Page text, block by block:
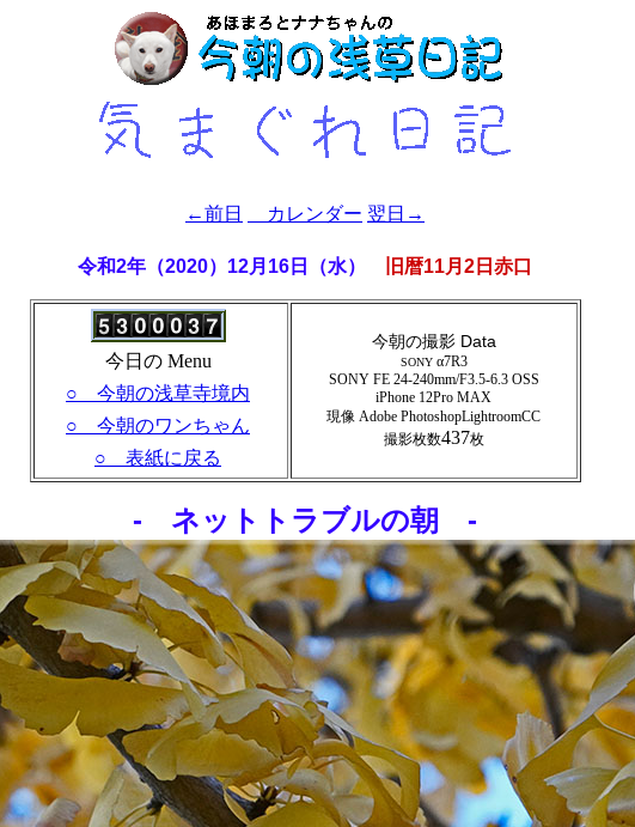
←前日 カレンダー 翌日→
令和2年（2020）12月16日（水） 旧暦11月2日赤口
今日の Menu
○ 今朝の浅草寺境内
○ 今朝のワンちゃん
○ 表紙に戻る
今朝の撮影 Data
SONY α7R3
SONY FE 24-240mm/F3.5-6.3 OSS
iPhone 12Pro MAX
現像 Adobe PhotoshopLightroomCC
撮影枚数437枚
- ネットトラブルの朝 -